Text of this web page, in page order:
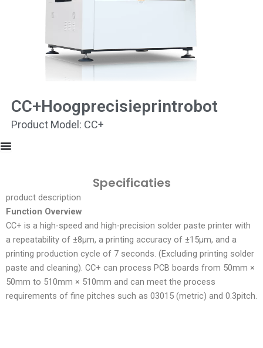
CC+Hoogprecisieprintrobot
Product Model: CC+
Specificaties
product description
Function Overview
CC+ is a high-speed and high-precision solder paste printer with
a repeatability of ±8μm, a printing accuracy of ±15μm, and a
printing production cycle of 7 seconds. (Excluding printing solder
paste and cleaning). CC+ can process PCB boards from 50mm ×
50mm to 510mm × 510mm and can meet the process
requirements of fine pitches such as 03015 (metric) and 0.3pitch.